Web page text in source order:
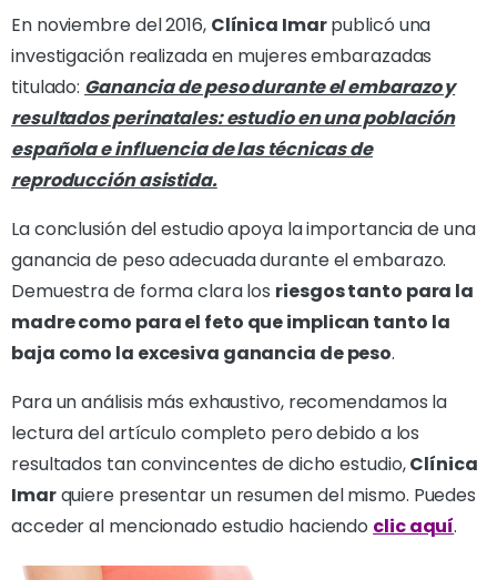
En noviembre del 2016, Clínica Imarpublicó una
investigación realizada en mujeres embarazadas
titulado: Ganancia de peso durante el embarazo y
resultados perinatales: estudio en una población
española e influencia de las técnicas de
reproducción asistida.
La conclusión del estudio apoya la importancia de una
ganancia de peso adecuada durante el embarazo.
Demuestra de forma clara los riesgos tanto para la
madre como para el feto que implican tanto la
baja como la excesiva ganancia de peso.
Para un análisis más exhaustivo, recomendamos la
lectura del artículo completo pero debido a los
resultados tan convincentes de dicho estudio,Clínica
Imarquiere presentar un resumen del mismo. Puedes
acceder al mencionado estudio haciendo clic aquí.